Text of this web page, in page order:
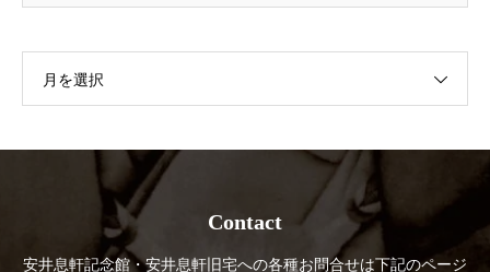
月を選択
Contact
安井息軒記念館・安井息軒旧宅への各種お問合せは下記のページ